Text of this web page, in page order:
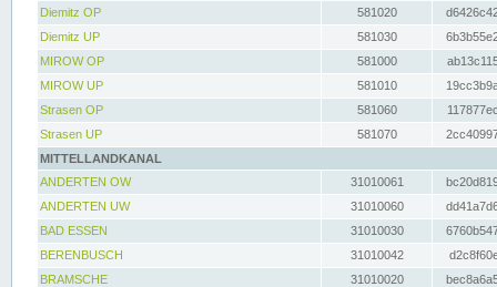
Diemitz OP
581020
Diemitz UP
581030
MIROW OP
581000
MIROW UP
581010
Strasen OP
581060
Strasen UP
581070
MITTELLANDKANAL
ANDERTEN OW
31010061
ANDERTEN UW
31010060
BAD ESSEN
31010030
BERENBUSCH
31010042
BRAMSCHE
31010020